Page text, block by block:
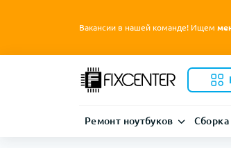
Вакансии в нашей команде! Ищем
Ремонт ноутбуков